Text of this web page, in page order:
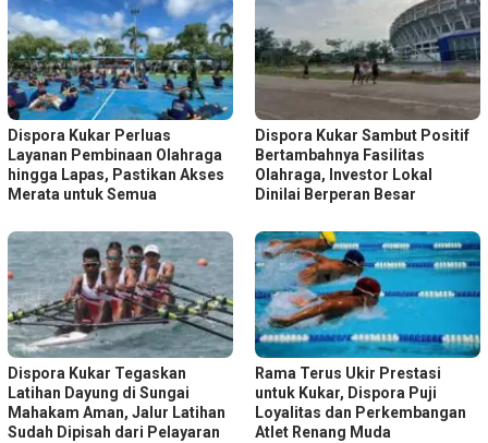
Dispora Kukar Perluas
Layanan Pembinaan Olahraga
hingga Lapas, Pastikan Akses
Merata untuk Semua
Dispora Kukar Sambut Positif
Bertambahnya Fasilitas
Olahraga, Investor Lokal
Dinilai Berperan Besar
Dispora Kukar Tegaskan
Latihan Dayung di Sungai
Mahakam Aman, Jalur Latihan
Sudah Dipisah dari Pelayaran
Rama Terus Ukir Prestasi
untuk Kukar, Dispora Puji
Loyalitas dan Perkembangan
Atlet Renang Muda